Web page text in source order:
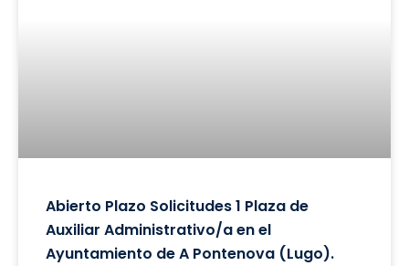
Abierto Plazo Solicitudes 1 Plaza de
Auxiliar Administrativo/a en el
Ayuntamiento de A Pontenova (Lugo).